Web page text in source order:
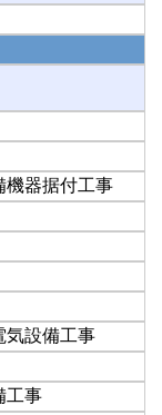
機器据付工事
気設備工事
工事